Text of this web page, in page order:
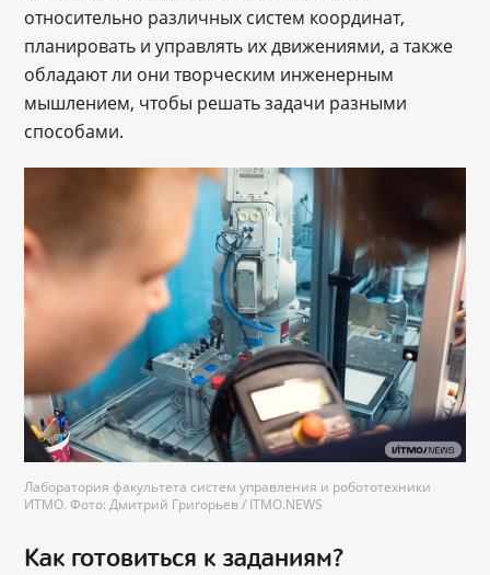
относительно различных систем координат,
планировать и управлять их движениями, а также
обладают ли они творческим инженерным
мышлением, чтобы решать задачи разными
способами.
Лаборатория факультета систем управления и робототехники
ИТМО. Фото: Дмитрий Григорьев / ITMO.NEWS
Как готовиться к заданиям?